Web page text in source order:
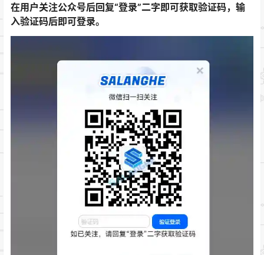
在用户关注公众号后回复“登录”二字即可获取验证码，输
入验证码后即可登录。